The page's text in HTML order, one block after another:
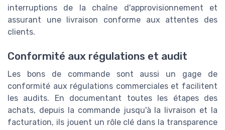
interruptions de la chaîne d'approvisionnement et
assurant une livraison conforme aux attentes des
clients.
Conformité aux régulations et audit
Les bons de commande sont aussi un gage de
conformité aux régulations commerciales et facilitent
les audits. En documentant toutes les étapes des
achats, depuis la commande jusqu'à la livraison et la
facturation, ils jouent un rôle clé dans la transparence